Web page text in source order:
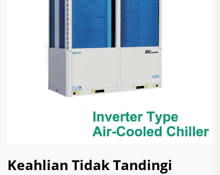
Keahlian Tidak Tandingi